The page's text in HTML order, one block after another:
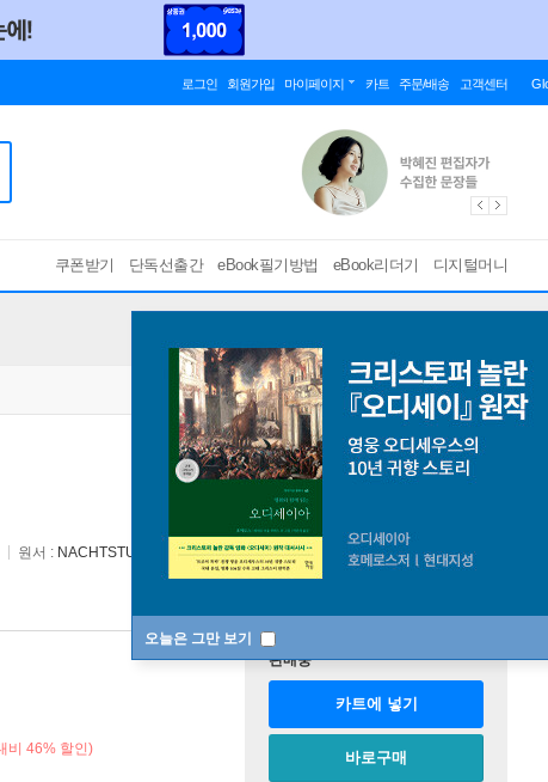
로그인 회원가입 마이페이지 카트 주문/배송 고객센터
쿠폰받기 단독선출간 eBook필기방법 eBook리더기 디지털머니
오늘은 그만 보기
원서 : NACHTSTUCKE
비 46% 할인)
판매중
카트에 넣기
바로구매